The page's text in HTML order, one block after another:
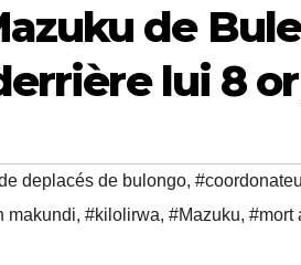
de
lui 8
deplacés de bulongo,
makundi, #kilolirwa, #Mazuku, #mort